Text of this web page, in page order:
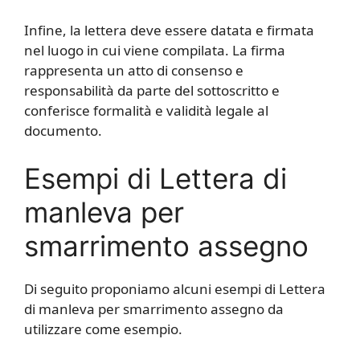
Infine, la lettera deve essere datata e firmata
nel luogo in cui viene compilata. La firma
rappresenta un atto di consenso e
responsabilità da parte del sottoscritto e
conferisce formalità e validità legale al
documento.
Esempi di Lettera di
manleva per
smarrimento assegno
Di seguito proponiamo alcuni esempi di Lettera
di manleva per smarrimento assegno da
utilizzare come esempio.